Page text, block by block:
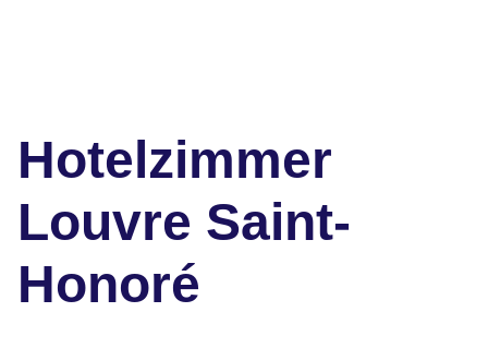
Hotelzimmer
Louvre Saint-
Honoré